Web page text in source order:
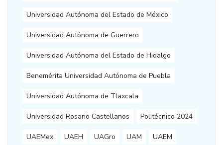
Universidad Autónoma del Estado de México
Universidad Autónoma de Guerrero
Universidad Autónoma del Estado de Hidalgo
Benemérita Universidad Autónoma de Puebla
Universidad Autónoma de Tlaxcala
Universidad Rosario Castellanos Politécnico 2024
UAEMex UAEH UAGro UAM UAEM